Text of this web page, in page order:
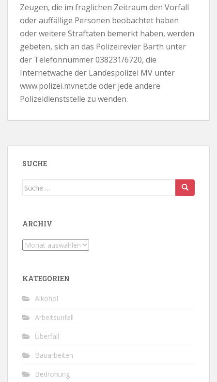
Zeugen, die im fraglichen Zeitraum den Vorfall
oder auffällige Personen beobachtet haben
oder weitere Straftaten bemerkt haben, werden
gebeten, sich an das Polizeirevier Barth unter
der Telefonnummer 038231/6720, die
Internetwache der Landespolizei MV unter
www.polizei.mvnet.de oder jede andere
Polizeidienststelle zu wenden.
SUCHE
Suche
ARCHIV
Archiv
KATEGORIEN
Alkohol
Arbeitsunfall
Überfall
Bauarbeiten
Bedrohung